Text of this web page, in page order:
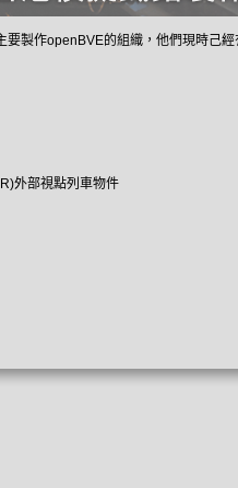
製作openBVE的組織，他們現時己經
外部視點列車物件